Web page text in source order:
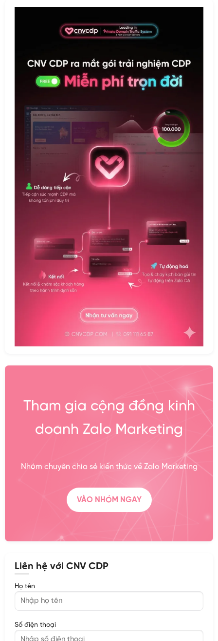
Tham gia cộng đồng kinh
doanh Zalo Marketing
Nhóm chuyên chia sẻ kiến thức về Zalo Marketing
VÀO NHÓM NGAY
Liên hệ với CNV CDP
Họ tên
Số điện thoại